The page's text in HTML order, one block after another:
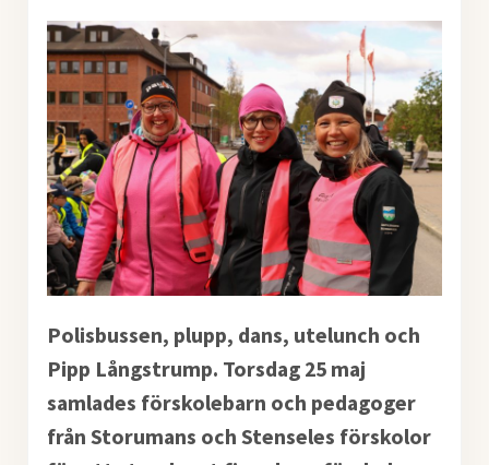
Polisbussen, plupp, dans, utelunch och
Pipp Långstrump. Torsdag 25 maj
samlades förskolebarn och pedagoger
från Storumans och Stenseles förskolor